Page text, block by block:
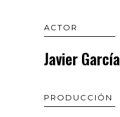
ACTOR
Javier García
PRODUCCIÓN